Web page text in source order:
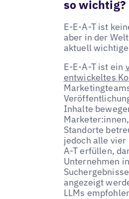
so wichtig?
E-E-A-T ist
aber in der
aktuell
E-E-A-T ist ein
entwickeltes
Inhalte
Standorte
jedoch alle vier
A-T erfüllen,
Unternehmen
angezeigt
LLMs